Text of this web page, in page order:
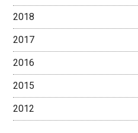
2018
2017
2016
2015
2012